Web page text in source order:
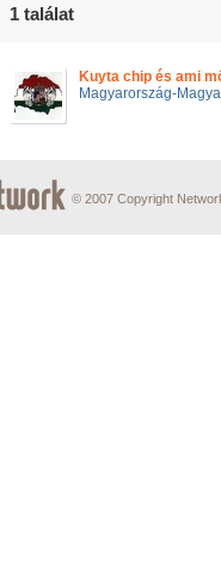
1 találat
Kuyta chip és ami
Magyarország-
© 2007 Copyright